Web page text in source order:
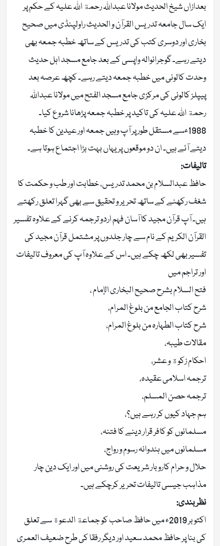
بعدازاں شیخ الحدیث مولانا عبداللہ رحمة اللہ علیہ کے حکم پر
ایک سال جامعہ تدریس القرآن و الحدیث راولپنڈی میں صحیح
بخاری اور دوسری کتب کی تدریس کے ساتھ خطبہ جمعہ بھی
دیتے رہے۔ گوجرانوالہ واپسی کے بعد جامع مسجد اہل حدیث
وحدت کالونی میں خطبہ جمعہ دیتے رہے۔ کچھ عرصہ بعد
پیپلز کالونی کی مرکزی جامع مسجد الفتح میں مولانا عبداللہ
رحمة اللہ علیہ کی تاکید پر خطبہ جمعہ پڑھانا شروع کیا۔
1988ءسے مستقل طور پر آپ وہیں جمعہ اور عیدین کا خطبہ
دیتے آئے ہیں۔ ان دو موقعوں پر یہاں بہت بڑا اجتماع ہوتا ہے۔
تالیفات:
حافظ عبدالسلام بن محمد تدریس، خطابت اور طب و حکمت کا
شغف رکھنے کے ساتھ تحریر و تحقیق سے بھی گہرا تعلق رکھتے
ہیں۔ آپ قرآن مجید کا آسان فہم اردو ترجمہ کرنے کے علاوہ تفسیر
القرآن الکریم کے نام سے چار جلدوں پر مشتمل قرآن مجید کی
تفسیر بھی لکھ چکے ہیں۔ اس کے علاوہ آپ کی معروف تالیفات
اور تراجم میں
فتح السلام بشرح صحيح البخاری الإمام ،
شرح کتاب الجامع من بلوغ المرام،
شرح کتاب الطہارہ من بلوغ المرام،
مقالات طیبہ،
احکام زکوة و عشر،
ترجمہ اسلامی عقیدہ،
ترجمہ حصن المسلم،
ہم جہاد کیوں کر رہے ہیں؟،
مسلمانوں کو کافر قرار دینے کا فتنہ،
مسلمانوں میں ہندوانہ رسوم و رواج،
حلال و حرام کاروبار شریعت کی روشنی میں اور ایک دین چار
مذاہب جیسی تالیفات تحریر کرچکے ہیں۔
نظر بندی:
اکتوبر 2019ء میں حافظ صاحب کو جماعة الدعوة سے تعلق
کی بنا پر حافظ محمد سعید اور دیگر رفقا کی طرح ضعیف العمری